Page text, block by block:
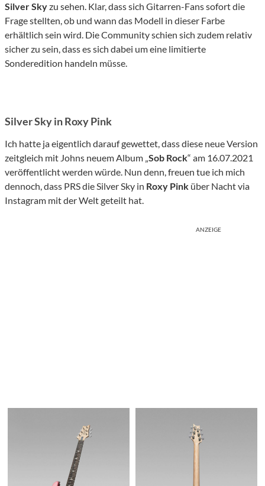
Silver Skyzu sehen. Klar, dass sich Gitarren-Fans sofort die
Frage stellten, ob und wann das Modell in dieser Farbe
erhältlich sein wird. Die Community schien sich zudem relativ
sicher zu sein, dass es sich dabei um eine limitierte
Sonderedition handeln müsse.
Silver Sky in Roxy Pink
Ich hatte ja eigentlich darauf gewettet, dass diese neue Version
zeitgleich mit Johns neuem Album „Sob Rock“ am 16.07.2021
veröffentlicht werden würde. Nun denn, freuen tue ich mich
dennoch, dass PRS die Silver Sky in Roxy Pink über Nacht via
Instagram mit der Welt geteilt hat.
ANZEIGE